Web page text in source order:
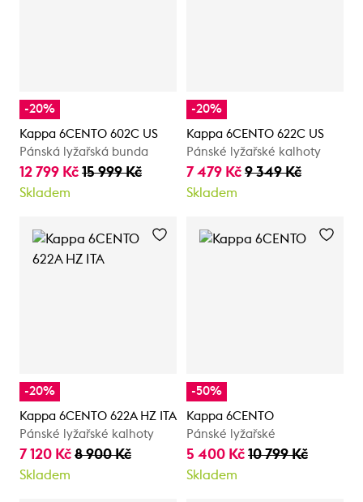
-20%
Kappa 6CENTO 602C US
Pánská lyžařská bunda
12 799 Kč 15 999 Kč
Skladem
-20%
Kappa 6CENTO 622C US
Pánské lyžařské kalhoty
7 479 Kč 9 349 Kč
Skladem
-20%
Kappa 6CENTO 622A HZ ITA
Pánské lyžařské kalhoty
7 120 Kč 8 900 Kč
Skladem
-50%
Kappa 6CENTO
Pánské lyžařské
5 400 Kč 10 799 Kč
Skladem